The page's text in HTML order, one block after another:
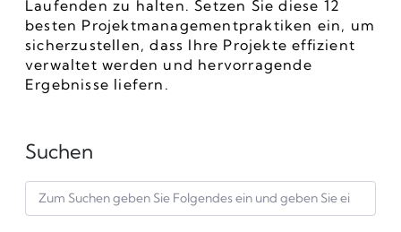
Laufenden zu halten. Setzen Sie diese 12
besten Projektmanagementpraktiken ein, um
sicherzustellen, dass Ihre Projekte effizient
verwaltet werden und hervorragende
Ergebnisse liefern.
Suchen